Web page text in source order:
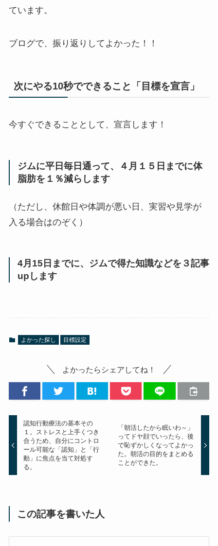
ています。
ブログで、振り返りしてよかった！！
次にやる10秒でできること「目標を宣言」
今すぐできることとして、宣言します！
ジムに平日毎日通って、４月１５日までに体
脂肪を１％減らします
（ただし、休館日や体調が悪い日、実習や見学が
入る場合はのぞく）
4月15日までに、ジムで得た知識などを３記事
upします
よかった探し 目標設定
よかったらシェアしてね！
認知行動療法の基本その
１。ストレスと上手くつき
合うため、自分にコントロ
ール可能な「認知」と「行
動」に焦点を当て対処す
る。
「朝活したから眠いわ～」
ってドヤ顔でいったら、後
で恥ずかしくなってよかっ
た。朝活の目的をまとめる
ことができた。
この記事を書いた人